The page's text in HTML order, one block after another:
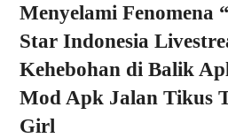
Menyelami Fenomena
Star Indonesia
Kehebohan di Balik
Mod Apk Jalan Tikus
Girl